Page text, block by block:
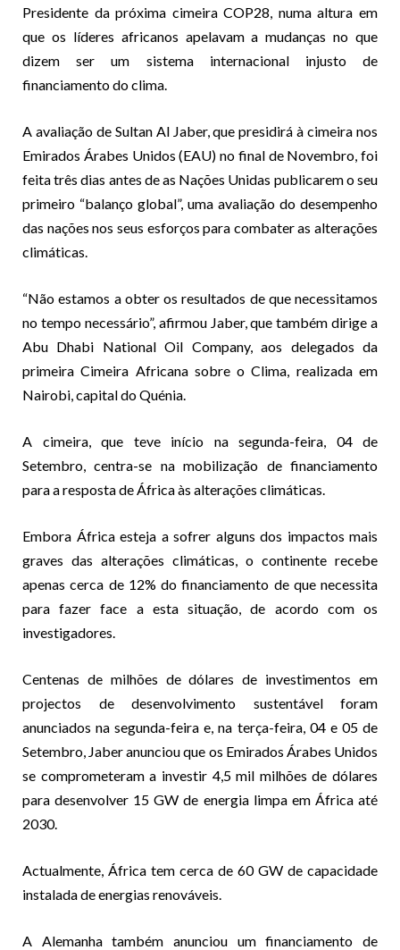
Presidente da próxima cimeira COP28, numa altura em
que os líderes africanos apelavam a mudanças no que
dizem ser um sistema internacional injusto de
financiamento do clima.
A avaliação de Sultan Al Jaber, que presidirá à cimeira nos
Emirados Árabes Unidos (EAU) no final de Novembro, foi
feita três dias antes de as Nações Unidas publicarem o seu
primeiro “balanço global”, uma avaliação do desempenho
das nações nos seus esforços para combater as alterações
climáticas.
“Não estamos a obter os resultados de que necessitamos
no tempo necessário”, afirmou Jaber, que também dirige a
Abu Dhabi National Oil Company, aos delegados da
primeira Cimeira Africana sobre o Clima, realizada em
Nairobi, capital do Quénia.
A cimeira, que teve início na segunda-feira, 04 de
Setembro, centra-se na mobilização de financiamento
para a resposta de África às alterações climáticas.
Embora África esteja a sofrer alguns dos impactos mais
graves das alterações climáticas, o continente recebe
apenas cerca de 12% do financiamento de que necessita
para fazer face a esta situação, de acordo com os
investigadores.
Centenas de milhões de dólares de investimentos em
projectos de desenvolvimento sustentável foram
anunciados na segunda-feira e, na terça-feira, 04 e 05 de
Setembro, Jaber anunciou que os Emirados Árabes Unidos
se comprometeram a investir 4,5 mil milhões de dólares
para desenvolver 15 GW de energia limpa em África até
2030.
Actualmente, África tem cerca de 60 GW de capacidade
instalada de energias renováveis.
A Alemanha também anunciou um financiamento de